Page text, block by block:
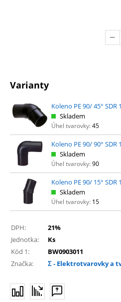
Varianty
Koleno PE 90/ 45° SDR
Skladem
Úhel tvarovky:45
Koleno PE 90/ 90° SDR
Skladem
Úhel tvarovky:90
Koleno PE 90/ 15° SDR
Skladem
Úhel tvarovky: 15
DPH:
21%
Jednotka:
Ks
Kód 1:
BW0903011
Značka:
Σ - Elektrotvarovky a